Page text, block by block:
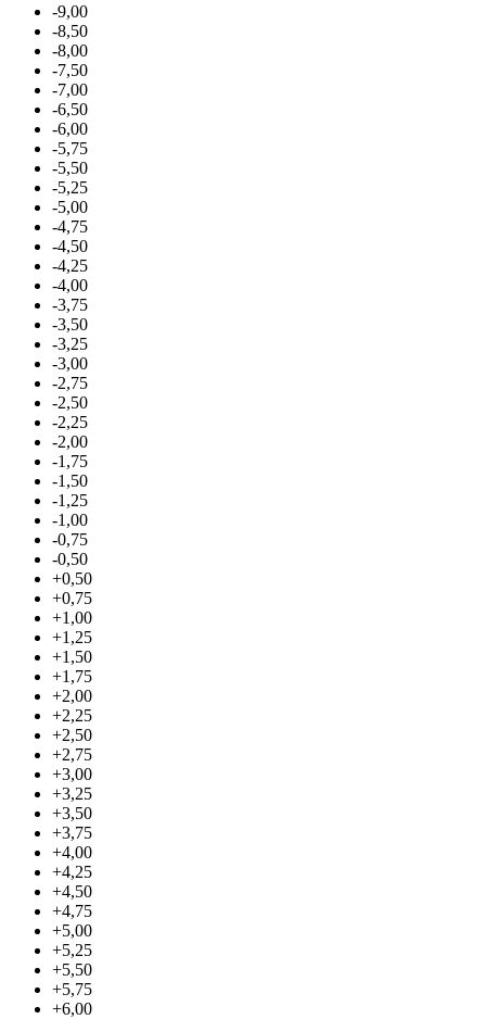
-9,00
-8,50
-8,00
-7,50
-7,00
-6,50
-6,00
-5,75
-5,50
-5,25
-5,00
-4,75
-4,50
-4,25
-4,00
-3,75
-3,50
-3,25
-3,00
-2,75
-2,50
-2,25
-2,00
-1,75
-1,50
-1,25
-1,00
-0,75
-0,50
+0,50
+0,75
+1,00
+1,25
+1,50
+1,75
+2,00
+2,25
+2,50
+2,75
+3,00
+3,25
+3,50
+3,75
+4,00
+4,25
+4,50
+4,75
+5,00
+5,25
+5,50
+5,75
+6,00